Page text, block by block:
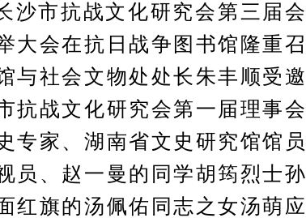
市抗战文化研究会第三届会
大会在抗日战争图书馆隆重召
与社会文物处处长朱丰顺受邀
抗战文化研究会第一届理事会
专家、湖南省文史研究馆馆员
员、赵一曼的同学胡筠烈士孙
红旗的汤佩佑同志之女汤萌应